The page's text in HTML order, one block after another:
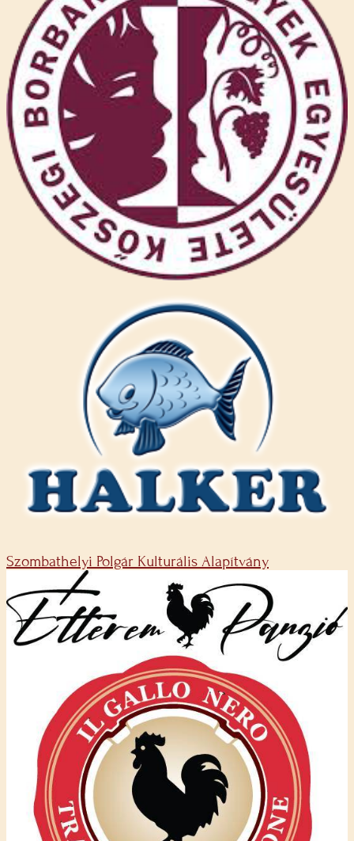
Szombathelyi Polgár Kulturális Alapítvány